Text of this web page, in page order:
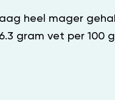
heel mager
gram vet per